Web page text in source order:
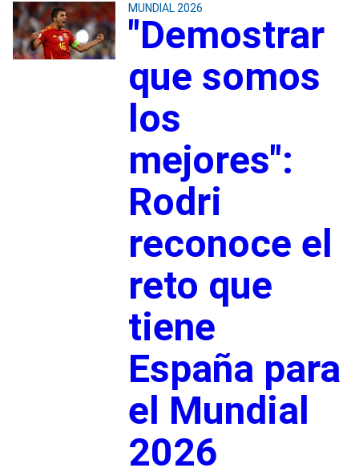
MUNDIAL 2026
"Demostrar
que somos
los
mejores":
Rodri
reconoce el
reto que
tiene
España para
el Mundial
2026